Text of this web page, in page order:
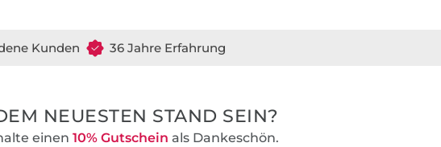
Kunden 36 Jahre Erfahrung
NEUESTEN STAND SEIN?
einen 10% Gutschein als Dankeschön.